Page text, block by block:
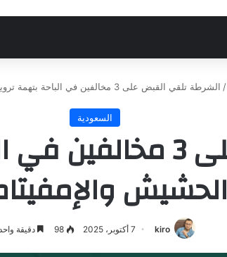
/ الشرطة تلقي القبض على 3 مخالفين في الباحة بتهمة ترويج مخدرات الحشيش والإمفيتامين
السعودية
الشرطة تلقي القبض
الحشيش
kiro 7 أكتوبر، 2025 98 دقيقة